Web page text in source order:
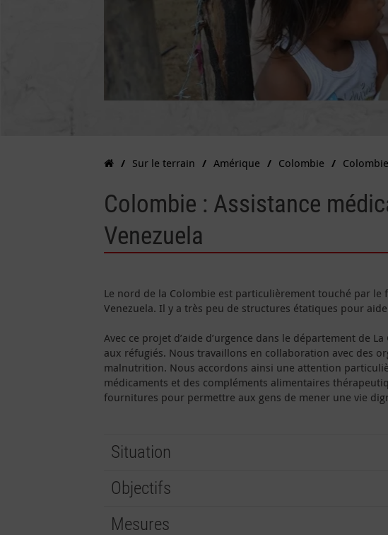
Sur le terrain Amérique Colombie
Colombie : Assistance
Venezuela
Le nord de la Colombie est particulièrement touché par
Venezuela. Il y a très peu de structures étatiques pour
Avec ce projet d’aide d’urgence dans le département de
aux réfugiés. Nous travaillons en collaboration avec des
malnutrition. Nous accordons ainsi une attention
médicaments et des compléments alimentaires
fournitures pour permettre aux gens de mener une vie
Situation
Objectifs
Mesures